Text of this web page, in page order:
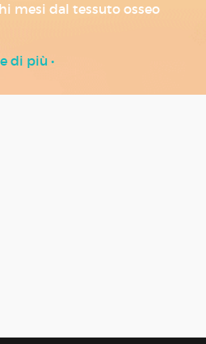
mesi dal tessuto osseo
di più •